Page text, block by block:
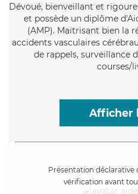
Dévoué, bienveillant et
et possède un diplôme
(AMP). Maitrisant bien la
accidents vasculaires
de rappels, surveillance
courses/
Afficher
Présentation déclarative
vérification avant